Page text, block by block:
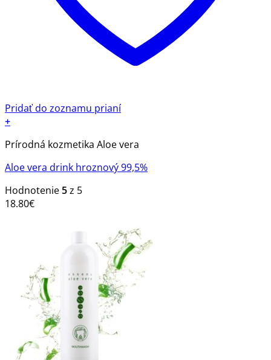
Pridať do zoznamu prianí
+
Prírodná kozmetika Aloe vera
Aloe vera drink hroznový 99,5%
Hodnotenie5z 5
18.80€